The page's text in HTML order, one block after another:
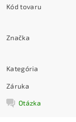
Kód tovaru
Značka
Kategória
Záruka
Otázka